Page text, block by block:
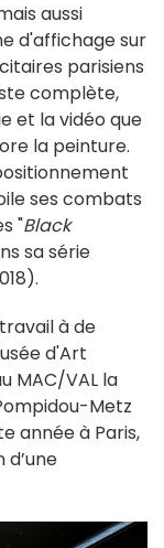
aussi
d'affichage sur
parisiens
complète,
et la vidéo que
la peinture.
ses combats
"Black
sa série
à de
d'Art
MAC/VAL la
Metz
année à Paris,
d’une